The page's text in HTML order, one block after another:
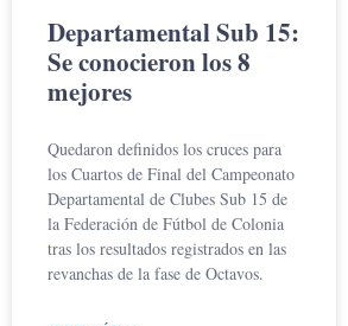
Departamental Sub 15:
Se conocieron los 8
mejores
Quedaron definidos los cruces para
los Cuartos de Final del Campeonato
Departamental de Clubes Sub 15 de
la Federación de Fútbol de Colonia
tras los resultados registrados en las
revanchas de la fase de Octavos.